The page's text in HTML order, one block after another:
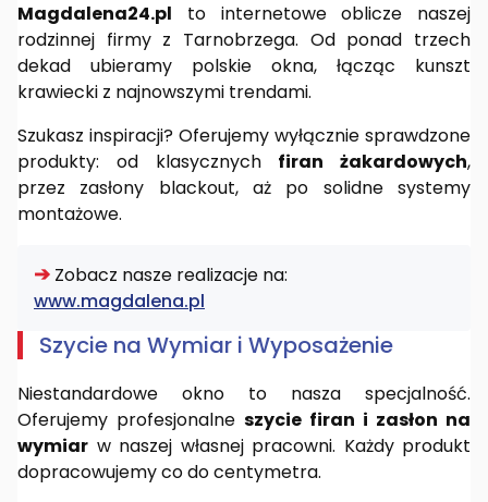
Magdalena24.pl to internetowe oblicze naszej
rodzinnej firmy z Tarnobrzega. Od ponad trzech
dekad ubieramy polskie okna, łącząc kunszt
krawiecki z najnowszymi trendami.
Szukasz inspiracji? Oferujemy wyłącznie sprawdzone
produkty: od klasycznych firan żakardowych,
przez zasłony blackout, aż po solidne systemy
montażowe.
➔ Zobacz nasze realizacje na:
www.magdalena.pl
Szycie na Wymiar i Wyposażenie
Niestandardowe okno to nasza specjalność.
Oferujemy profesjonalne szycie firan i zasłon na
wymiar w naszej własnej pracowni. Każdy produkt
dopracowujemy co do centymetra.